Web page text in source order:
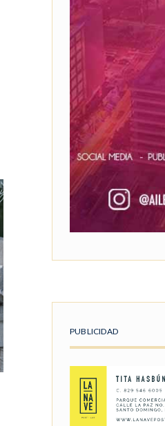
PUBLICIDAD